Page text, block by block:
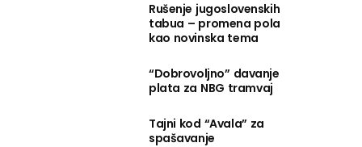
Rušenje jugoslovenskih
tabua – promena pola
kao novinska tema
“Dobrovoljno” davanje
plata za NBG tramvaj
Tajni kod “Avala” za
spašavanje